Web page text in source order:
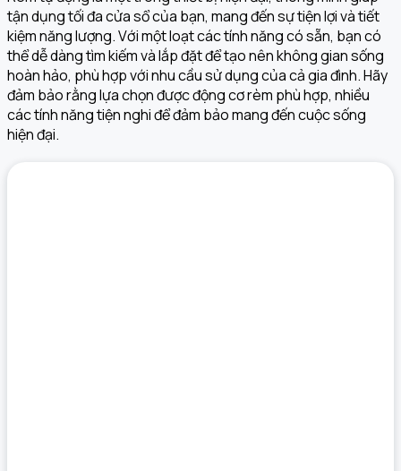
tận dụng tối đa cửa sổ của bạn, mang đến sự tiện lợi và tiết
kiệm năng lượng. Với một loạt các tính năng có sẵn, bạn có
thể dễ dàng tìm kiếm và lắp đặt để tạo nên không gian sống
hoàn hảo, phù hợp với nhu cầu sử dụng của cả gia đình. Hãy
đảm bảo rằng lựa chọn được động cơ rèm phù hợp, nhiều
các tính năng tiện nghi để đảm bảo mang đến cuộc sống
hiện đại.